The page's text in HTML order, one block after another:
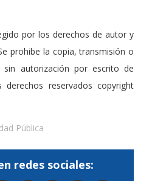
por los derechos de autor y
prohibe la copia, transmisión o
sin autorización por escrito de
reservados copyright
Pública
redes sociales: